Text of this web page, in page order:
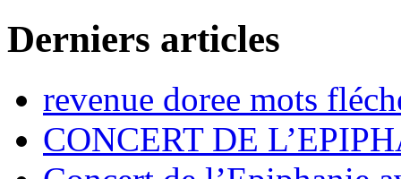
Derniers articles
revenue doree mots
CONCERT DE